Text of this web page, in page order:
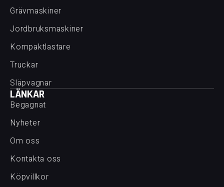
Grävmaskiner
Jordbruksmaskiner
Kompaktlastare
Truckar
Släpvagnar
LÄNKAR
Begagnat
Nyheter
Om oss
Kontakta oss
Köpvillkor